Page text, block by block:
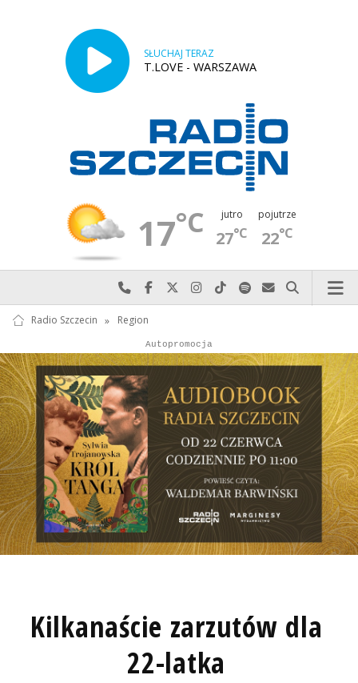
SŁUCHAJ TERAZ
T.LOVE - WARSZAWA
17°C jutro
27°C
pojutrze
22°C
Najlepiej po prostu do nas zadzwoń
Odwiedź nas na Facebook-u
Odwiedź nas na X
Odwiedź nas na Instagram-ie
Odwiedź nas na TikTok-u
Szukaj nas na Spotify
Wyślij do nas
Szukaj
Radio Szczecin » Region
Reklama
Autopromocja
Kilkanaście zarzutów dla
22-latka